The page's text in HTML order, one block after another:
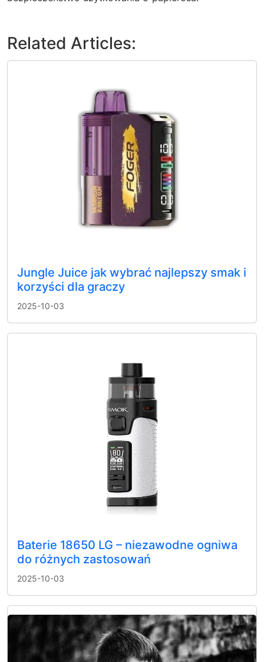
Related Articles:
Jungle Juice jak wybrać najlepszy smak i
korzyści dla graczy
2025-10-03
Baterie 18650 LG – niezawodne ogniwa
do różnych zastosowań
2025-10-03